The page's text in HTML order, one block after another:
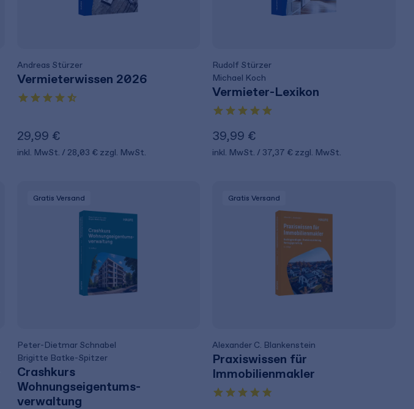
Andreas Stürzer
Vermieterwissen 2026
29,99 €
inkl. MwSt. 28,03 € zzgl. MwSt.
Rudolf Stürzer
Michael Koch
Vermieter-Lexikon
39,99 €
inkl. MwSt. 37,37 € zzgl. MwSt.
Gratis Versand
Peter-Dietmar Schnabel
Brigitte Batke-Spitzer
Crashkurs
Wohnungseigentums­
verwaltung
Gratis Versand
Alexander C. Blankenstein
Praxiswissen für
Immobilienmakler